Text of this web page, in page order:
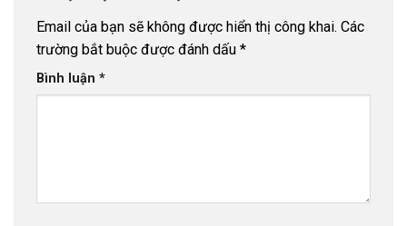
Email của bạn sẽ không được hiển thị công khai. Các
trường bắt buộc được đánh dấu *
Bình luận *